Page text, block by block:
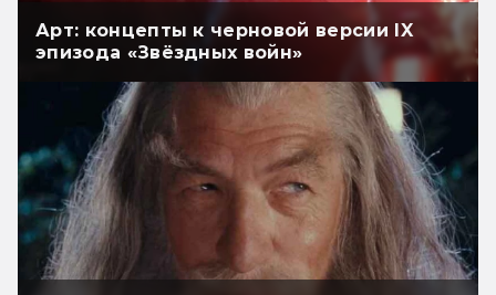
Арт: концепты к черновой версии IX
эпизода «Звёздных войн»